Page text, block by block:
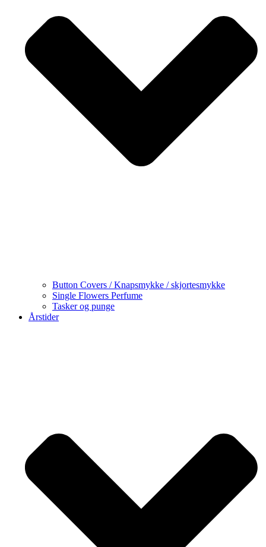
Button Covers / Knapsmykke / skjortesmykke
Single Flowers Perfume
Tasker og punge
Årstider